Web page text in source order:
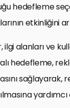
hedefleme
etkinliğini
alanları ve
hedefleme,
yardımcı